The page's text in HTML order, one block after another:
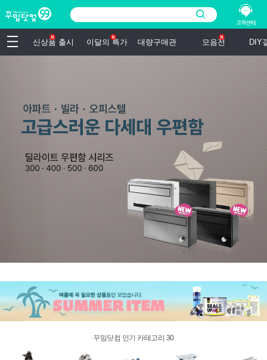
신상품 출시 이달의 특가 대량구매관 모음전 DIY
꾸밈닷컴 인기 카테고리 30